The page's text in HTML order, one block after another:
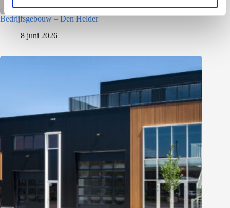
Bedrijfsgebouw – Den Helder
8 juni 2026